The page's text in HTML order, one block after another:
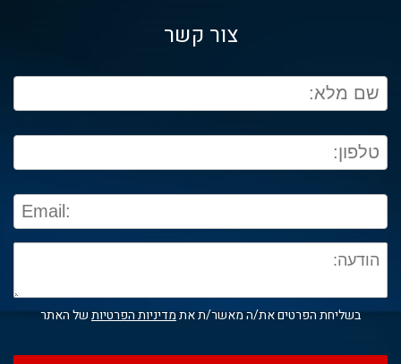
צור קשר
בשליחת הפרטים את/ה מאשר/ת אתמדיניות הפרטיותשל האתר